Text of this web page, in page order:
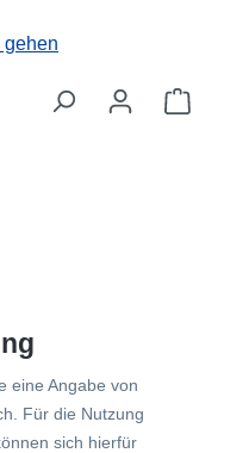
eine Angabe von
Für die Nutzung
sich hierfür